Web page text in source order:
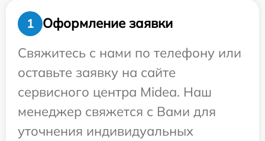
1
Оформление заявки
Свяжитесь с нами по телефону или
оставьте заявку на сайте
сервисного центра Midea. Наш
менеджер свяжется с Вами для
уточнения индивидуальных